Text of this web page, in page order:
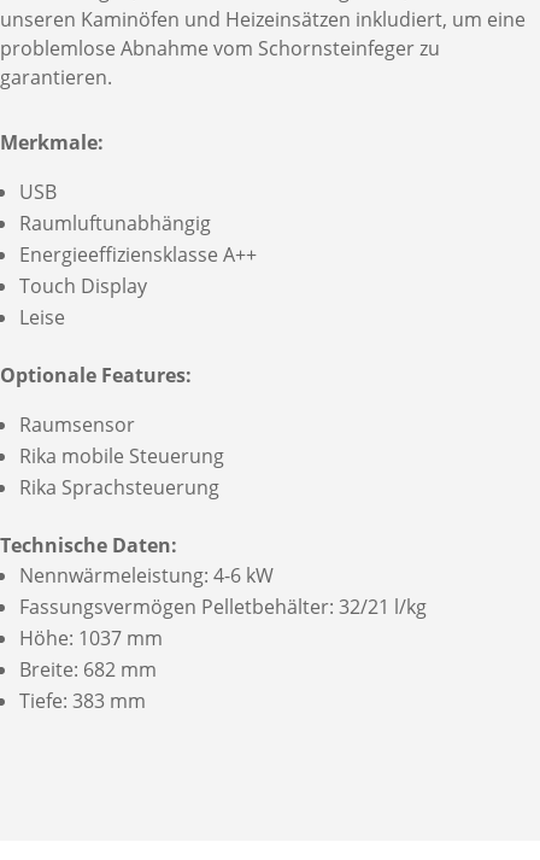
unseren Kaminöfen und Heizeinsätzen inkludiert, um eine
problemlose Abnahme vom Schornsteinfeger zu
garantieren.
Merkmale:
USB
Raumluftunabhängig
Energieeffiziensklasse A++
Touch Display
Leise
Optionale Features:
Raumsensor
Rika mobile Steuerung
Rika Sprachsteuerung
Technische Daten:
Nennwärmeleistung: 4-6 kW
Fassungsvermögen Pelletbehälter: 32/21 l/kg
Höhe: 1037 mm
Breite: 682 mm
Tiefe: 383 mm